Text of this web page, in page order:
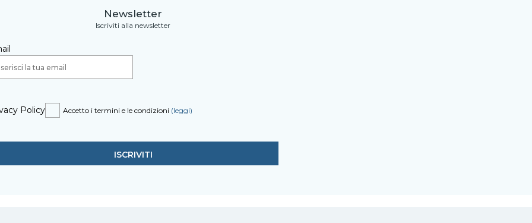
Newsletter
Iscriviti alla newsletter
Policy Accetto i termini e le condizioni (leggi)